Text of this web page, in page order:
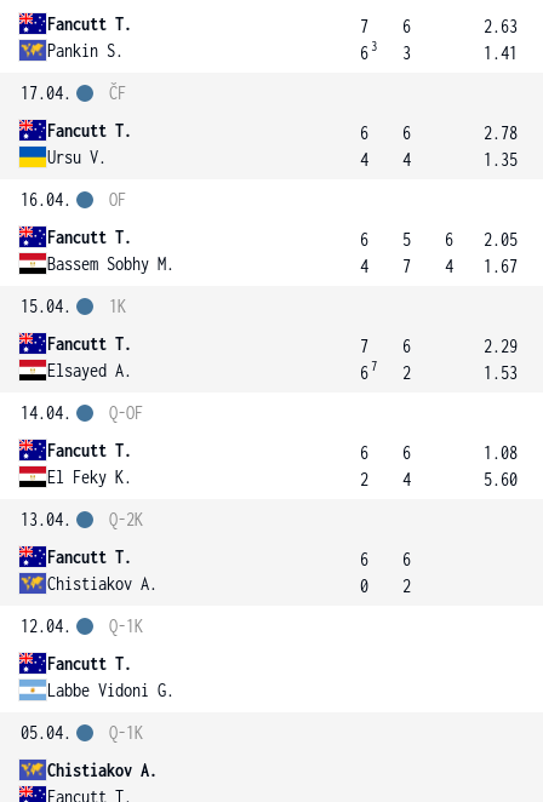
Fancutt T.
Pankin S.
7
6 3
6
3
2.63
1.41
17.04.
Fancutt T.
Ursu V.
ČF
6
4
6
4
2.78
1.35
16.04.
Fancutt T.
Bassem Sobhy M.
OF
6
4
5
7
6
4
2.05
1.67
15.04.
Fancutt T.
Elsayed A.
1K
7
67
6
2
2.29
1.53
14.04.
Fancutt T.
El Feky K.
Q-OF
6
2
6
4
1.08
5.60
13.04.
Fancutt T.
Chistiakov A.
Q-2K
6
0
6
2
12.04.
Fancutt T.
Labbe Vidoni G.
Q-1K
05.04.
Chistiakov A.
Fancutt T.
Q-1K